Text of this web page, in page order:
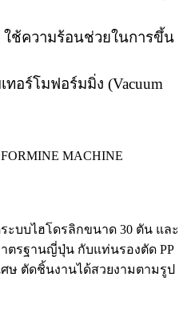
ใช้ความร้อนช่วยในการขึ้น
อร์โมฟอร์มมิ่ง (Vacuum
ะบบไฮโดรลิกขนาด 30 ตัน และ
ตรฐานญี่ปุ่น กับแท่นรองตัด PP
ษ ตัดชิ้นงานได้สวยงามตามรูป